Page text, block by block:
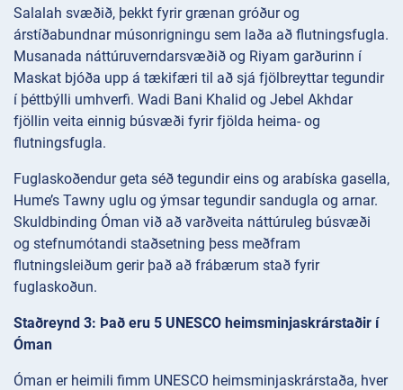
Salalah svæðið, þekkt fyrir grænan gróður og
árstíðabundnar músonrigningu sem laða að flutningsfugla.
Musanada náttúruverndarsvæðið og Riyam garðurinn í
Maskat bjóða upp á tækifæri til að sjá fjölbreyttar tegundir
í þéttbýlli umhverfi. Wadi Bani Khalid og Jebel Akhdar
fjöllin veita einnig búsvæði fyrir fjölda heima- og
flutningsfugla.
Fuglaskoðendur geta séð tegundir eins og arabíska gasella,
Hume’s Tawny uglu og ýmsar tegundir sandugla og arnar.
Skuldbinding Óman við að varðveita náttúruleg búsvæði
og stefnumótandi staðsetning þess meðfram
flutningsleiðum gerir það að frábærum stað fyrir
fuglaskoðun.
Staðreynd 3: Það eru 5 UNESCO heimsminjaskrárstaðir í
Óman
Óman er heimili fimm UNESCO heimsminjaskrárstaða, hver